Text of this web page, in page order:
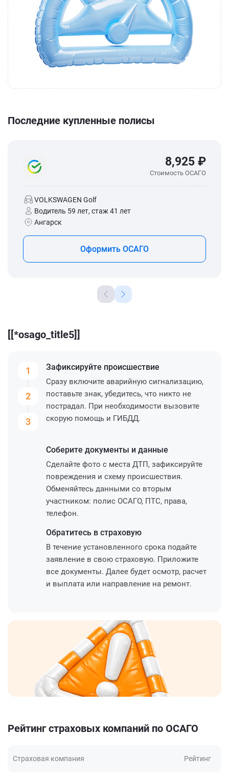
Последние купленные полисы
8,925 ₽
Стоимость ОСАГО
VOLKSWAGEN Golf
Водитель 59 лет, стаж 41 лет
Ангарск
Оформить ОСАГО
[[*osago_title5]]
1
2
3
Зафиксируйте происшествие
Сразу включите аварийную сигнализацию,
поставьте знак, убедитесь, что никто не
пострадал. При необходимости вызовите
скорую помощь и ГИБДД.
Соберите документы и данные
Сделайте фото с места ДТП, зафиксируйте
повреждения и схему происшествия.
Обменяйтесь данными со вторым
участником: полис ОСАГО, ПТС, права,
телефон.
Обратитесь в страховую
В течение установленного срока подайте
заявление в свою страховую. Приложите
все документы. Далее будет осмотр, расчет
и выплата или направление на ремонт.
Рейтинг страховых компаний по ОСАГО
Страховая компания Рейтинг